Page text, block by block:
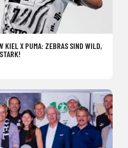
KIEL X PUMA: ZEBRAS SIND WILD,